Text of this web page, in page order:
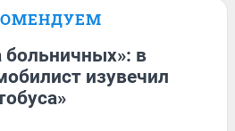
в
изувечил